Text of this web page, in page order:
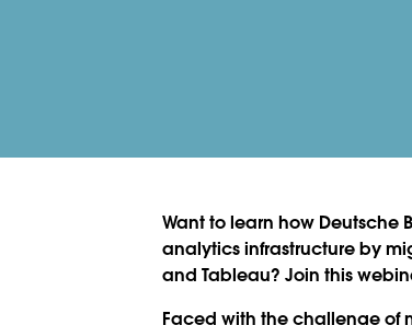
Want to learn how
analytics infrastructure by
and Tableau? Join this
Faced with the challenge of